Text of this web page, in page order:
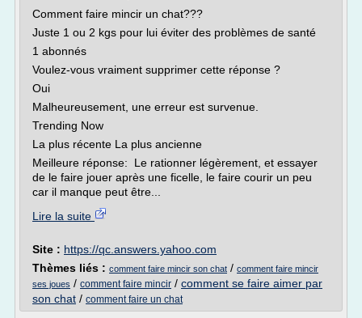
Comment faire mincir un chat???
Juste 1 ou 2 kgs pour lui éviter des problèmes de santé
1 abonnés
Voulez-vous vraiment supprimer cette réponse ?
Oui
Malheureusement, une erreur est survenue.
Trending Now
La plus récente La plus ancienne
Meilleure réponse: Le rationner légèrement, et essayer
de le faire jouer après une ficelle, le faire courir un peu
car il manque peut être...
Lire la suite
Site : https://qc.answers.yahoo.com
Thèmes liés : comment faire mincir son chat / comment faire mincir
ses joues / comment faire mincir / comment se faire aimer par
son chat / comment faire un chat